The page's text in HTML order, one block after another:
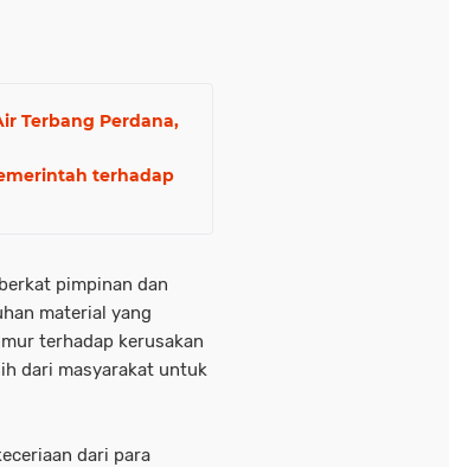
Terbang Perdana,
terhadap
pimpinan dan
material yang
terhadap kerusakan
dari masyarakat untuk
dari para